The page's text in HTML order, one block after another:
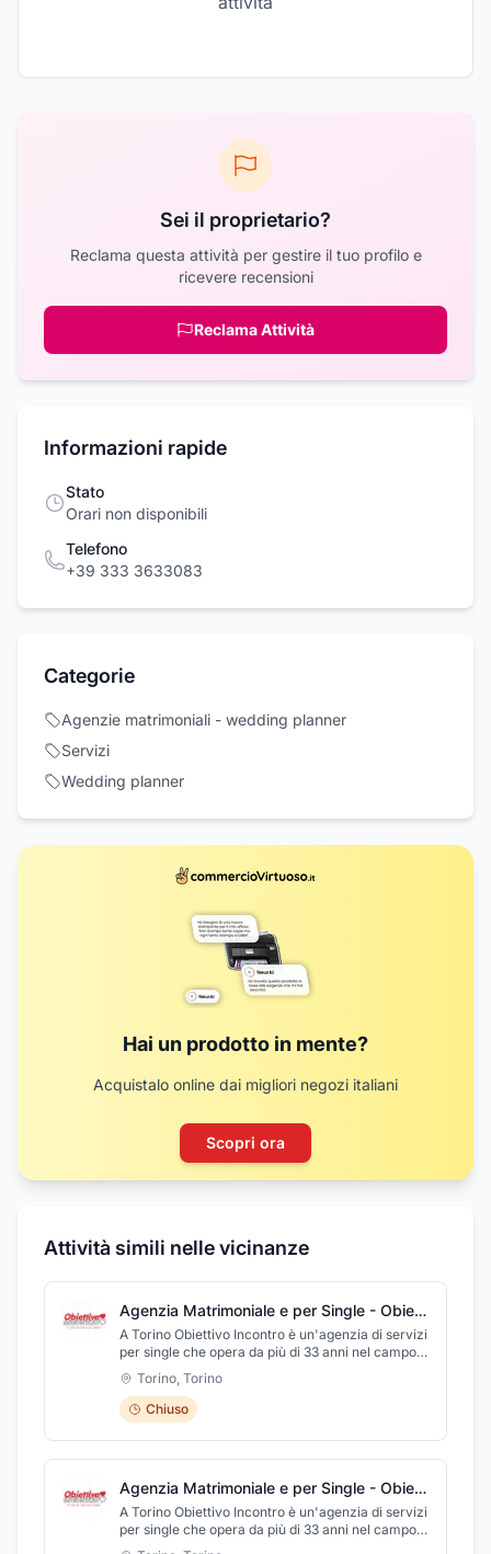
Sei il proprietario?
Reclama questa attività per gestire il tuo profilo e
ricevere recensioni
Reclama Attività
Informazioni rapide
Stato
Orari non disponibili
Telefono
+39 333 3633083
Categorie
Agenzie matrimoniali - wedding planner
Servizi
Wedding planner
Hai un prodotto in mente?
Acquistalo online dai migliori negozi italiani
Scopri ora
Attività simili nelle vicinanze
Agenzia Matrimoniale e per Single - Obiettivo incontro dal 1991
A Torino Obiettivo Incontro è un'agenzia di servizi
per single che opera da più di 33 anni nel campo
affettivo e delle amicizie. Prima di fissare un
appuntamento tra i suoi iscritti, l'agenzia effettua
un'attenta valutazione delle caratteristiche delle
persone che si andranno ad incontrare, per
evitare, a priori, di proporre incontri tra individui
non compatibili. Ogni incontro avviene solamente
possibilità di conoscere gli elementi essenziali
riguardanti la professione, le caratteristiche
fisiche e gli interessi reciproci. L'agenzia
Torino, Torino
Chiuso
Agenzia Matrimoniale e per Single - Obiettivo incontro dal 1991
A Torino Obiettivo Incontro è un'agenzia di servizi
per single che opera da più di 33 anni nel campo
affettivo e delle amicizie. Prima di fissare un